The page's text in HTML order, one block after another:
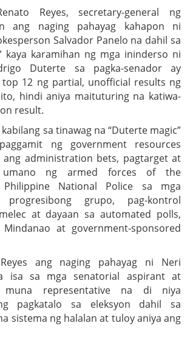
Reyes, secretary-general ng
ang naging pahayag kahapon ni
Salvador Panelo na dahil sa
kaya karamihan ng mga ininderso ni
Duterte sa pagka-senador ay
12 ng partial, unofficial results ng
hindi aniya maituturing na katiwa-
result.
kabilang sa tinawag na “Duterte magic”
ng government resources
ang administration bets, pagtarget at
umano ng armed forces of the
National Police sa mga
grupo, pag-kontrol
at dayaan sa automated polls,
at government-sponsored
ang naging pahayag ni Neri
isa sa mga senatorial aspirant at
muna representative na di niya
pagkatalo sa eleksyon dahil sa
sistema ng halalan at tuloy aniya ang